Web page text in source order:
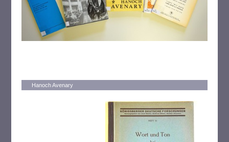
Hanoch Avenary